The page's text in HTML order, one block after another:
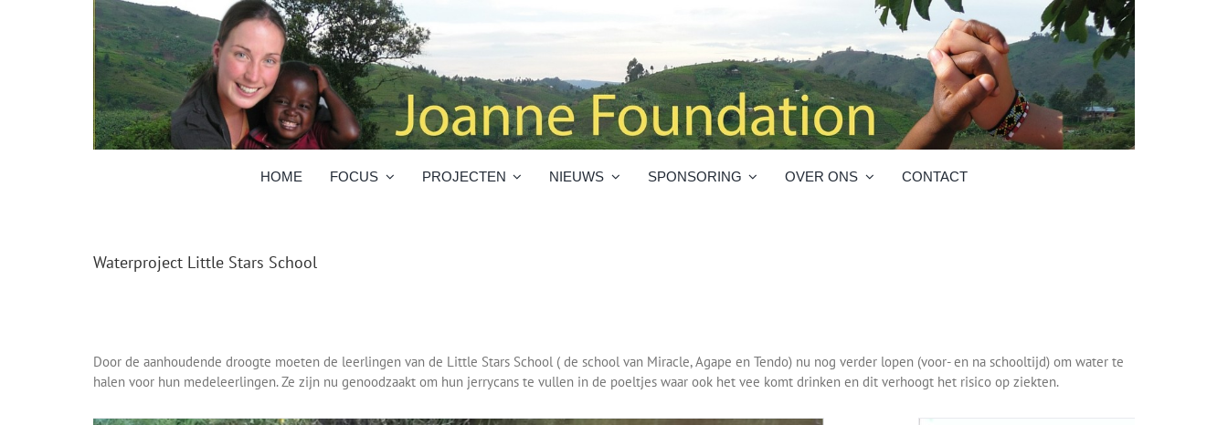
HOME FOCUS PROJECTEN NIEUWS SPONSORING OVER ONS CONTACT
Waterproject Little Stars School
Door de aanhoudende droogte moeten de leerlingen van de Little Stars School ( de school van Miracle, Agape en Tendo) nu nog verder lopen (voor- en na schooltijd) om water te
halen voor hun medeleerlingen. Ze zijn nu genoodzaakt om hun jerrycans te vullen in de poeltjes waar ook het vee komt drinken en dit verhoogt het risico op ziekten.